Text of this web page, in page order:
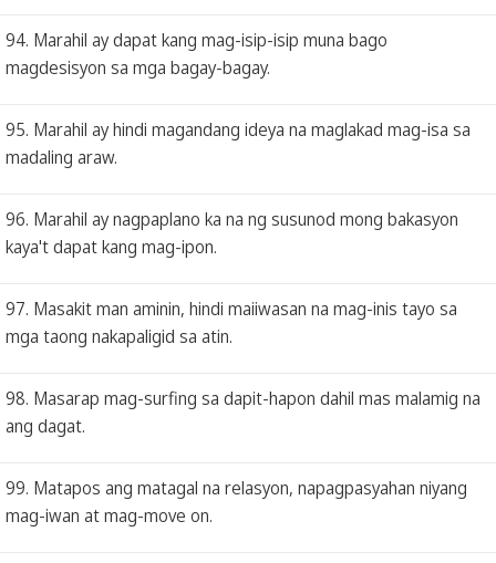
94. Marahil ay dapat kang mag-isip-isip muna bago
magdesisyon sa mga bagay-bagay.
95. Marahil ay hindi magandang ideya na maglakad mag-isa sa
madaling araw.
96. Marahil ay nagpaplano ka na ng susunod mong bakasyon
kaya't dapat kang mag-ipon.
97. Masakit man aminin, hindi maiiwasan na mag-inis tayo sa
mga taong nakapaligid sa atin.
98. Masarap mag-surfing sa dapit-hapon dahil mas malamig na
ang dagat.
99. Matapos ang matagal na relasyon, napagpasyahan niyang
mag-iwan at mag-move on.